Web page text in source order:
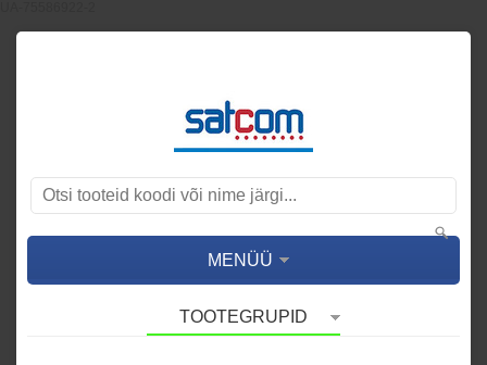
MENÜÜ
TOOTEGRUPID